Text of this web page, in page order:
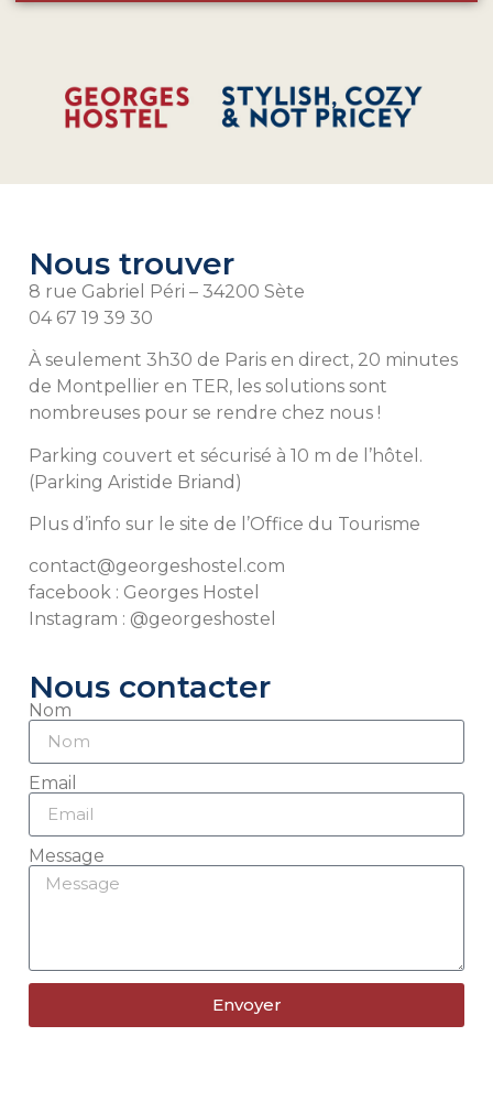
Nous trouver
8 rue Gabriel Péri – 34200 Sète
04 67 19 39 30
À seulement 3h30 de Paris en direct, 20 minutes
de Montpellier en TER, les solutions sont
nombreuses pour se rendre chez nous !
Parking couvert et sécurisé à 10 m de l’hôtel.
(Parking Aristide Briand)
Plus d’info sur le site de l’Office du Tourisme
contact@georgeshostel.com
facebook : Georges Hostel
Instagram : @georgeshostel
Nous contacter
Nom
Email
Message
Envoyer